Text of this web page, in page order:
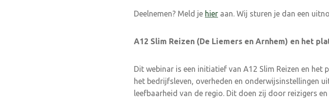
Deelnemen? Meld je hier aan. Wij sturen je dan een
A12 Slim Reizen (De Liemers en Arnhem) en het
Dit webinar is een initiatief van A12 Slim Reizen en het
het bedrijfsleven, overheden en onderwijsinstellingen
leefbaarheid van de regio. Dit doen zij door reizigers